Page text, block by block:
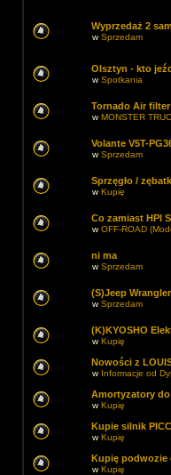
Wyprzedaż 2
wSprzedam
Olsztyn - kto
wSpotkania
Tornado Air
wMONSTER
Volante V5T-
wSprzedam
Sprzęgło /
wKupię
Co zamiast HPI
wOFF-ROAD
ni ma
wSprzedam
(S)Jeep
wSprzedam
(K)KYOSHO
wKupię
Nowości z
w Informacje od
Amortyzatory
wKupię
Kupie silnik
wKupię
Kupię podwozie
wKupię